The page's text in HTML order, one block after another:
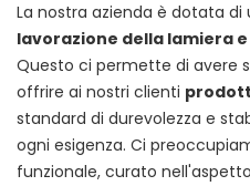
La nostra azienda è dotata di
lavorazione della lamiera
Questo ci permette di avere
offrire ai nostri clienti
standard di durevolezza e
ogni esigenza. Ci
funzionale, curato